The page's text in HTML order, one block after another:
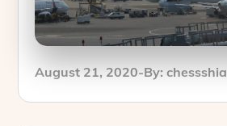
Posted
August 21, 2020 By:chessshia